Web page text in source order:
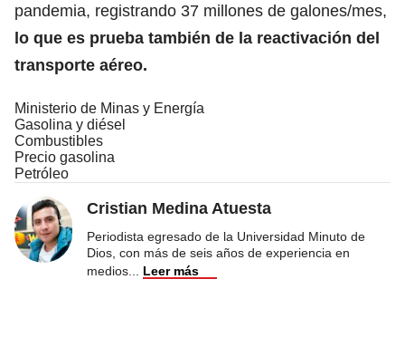
pandemia, registrando 37 millones de galones/mes,
lo que es prueba también de la reactivación del
transporte aéreo.
Ministerio de Minas y Energía
Gasolina y diésel
Combustibles
Precio gasolina
Petróleo
Cristian Medina Atuesta
Periodista egresado de la Universidad Minuto de
Dios, con más de seis años de experiencia en
medios
Leer más